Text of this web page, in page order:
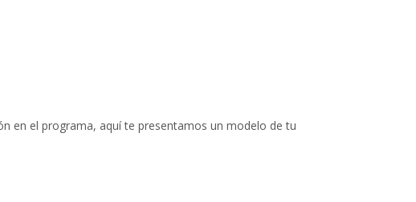
en el programa, aquí te presentamos un modelo de tu